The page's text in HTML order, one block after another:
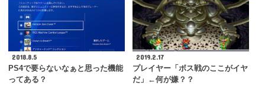
2018.8.5
PS4で要らないなぁと思った機能
ってある？
2019.2.17
プレイヤー「ボス戦のここがイヤ
だ」←何が嫌？？